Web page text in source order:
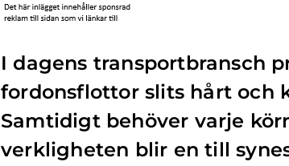
I dagens transportbransch
fordonsflottor slits hårt och
Samtidigt behöver varje
verkligheten blir en till